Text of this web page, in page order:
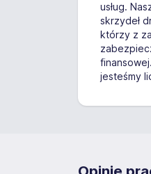
usług.
skrzydeł
którzy z
jesteśmy